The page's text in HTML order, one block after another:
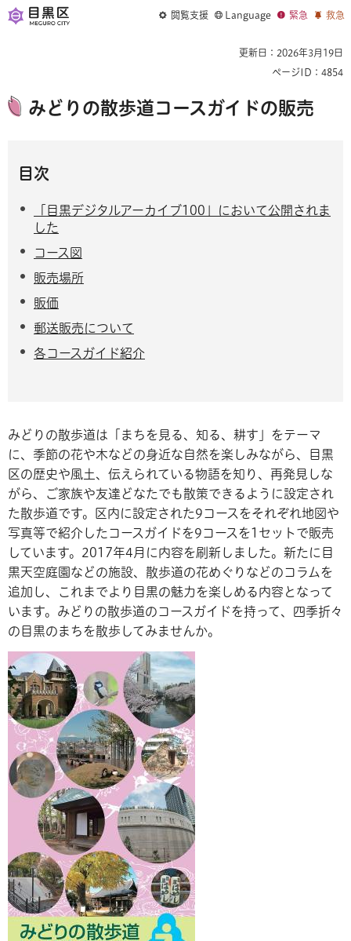
閲覧支援 Language 緊急 救急
更新日：2026年3月19日
ページID：4854
みどりの散歩道コースガイドの販売
目次
「目黒デジタルアーカイブ100」において公開されま
した
コース図
販売場所
販価
郵送販売について
各コースガイド紹介
みどりの散歩道は「まちを見る、知る、耕す」をテーマ
に、季節の花や木などの身近な自然を楽しみながら、目黒
区の歴史や風土、伝えられている物語を知り、再発見しな
がら、ご家族や友達どなたでも散策できるように設定され
た散歩道です。区内に設定された9コースをそれぞれ地図や
写真等で紹介したコースガイドを9コースを1セットで販売
しています。2017年4月に内容を刷新しました。新たに目
黒天空庭園などの施設、散歩道の花めぐりなどのコラムを
追加し、これまでより目黒の魅力を楽しめる内容となって
います。みどりの散歩道のコースガイドを持って、四季折々
の目黒のまちを散歩してみませんか。